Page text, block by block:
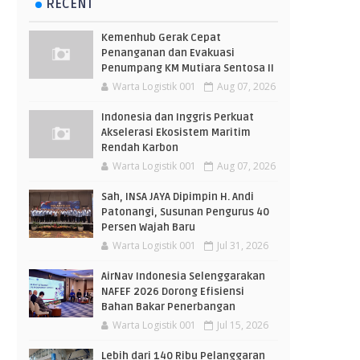
RECENT
Kemenhub Gerak Cepat
Penanganan dan Evakuasi
Penumpang KM Mutiara Sentosa II
Warta Logistik 001 Aug 07, 2026
Indonesia dan Inggris Perkuat
Akselerasi Ekosistem Maritim
Rendah Karbon
Warta Logistik 001 Aug 07, 2026
Sah, INSA JAYA Dipimpin H. Andi
Patonangi, Susunan Pengurus 40
Persen Wajah Baru
Warta Logistik 001 Jul 31, 2026
AirNav Indonesia Selenggarakan
NAFEF 2026 Dorong Efisiensi
Bahan Bakar Penerbangan
Warta Logistik 001 Jul 15, 2026
Lebih dari 140 Ribu Pelanggaran